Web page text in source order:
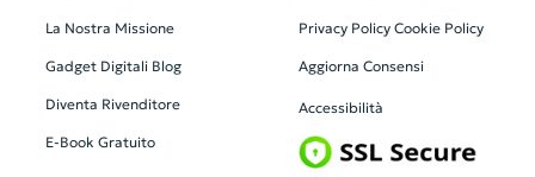
La Nostra Missione
Gadget Digitali Blog
Diventa Rivenditore
E-Book Gratuito
Privacy Policy Cookie Policy
Aggiorna Consensi
Accessibilità